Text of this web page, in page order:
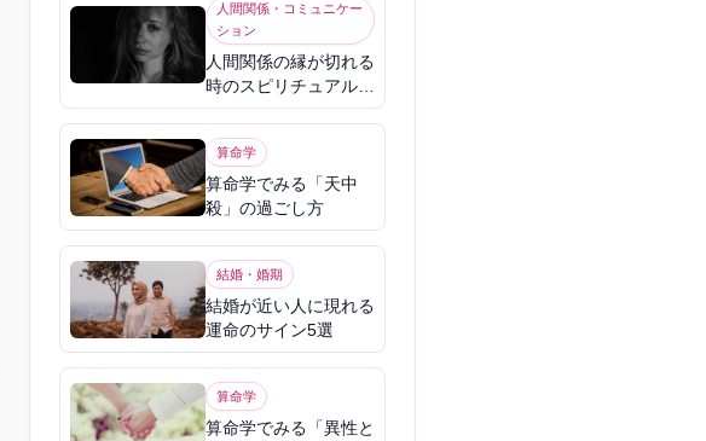
人間関係・コミュニケー
ション
人間関係の縁が切れる
時のスピリチュアル意
味
算命学
算命学でみる「天中
殺」の過ごし方
結婚・婚期
結婚が近い人に現れる
運命のサイン5選
算命学
算命学でみる「異性と